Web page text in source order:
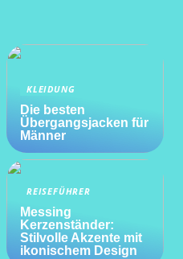
KLEIDUNG
Die besten
Übergangsjacken für
Männer
REISEFÜHRER
Messing
Kerzenständer:
Stilvolle Akzente mit
ikonischem Design